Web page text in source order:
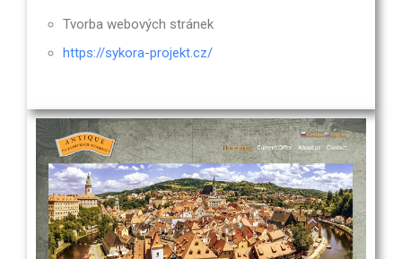
Tvorba webových stránek
https://sykora-projekt.cz/